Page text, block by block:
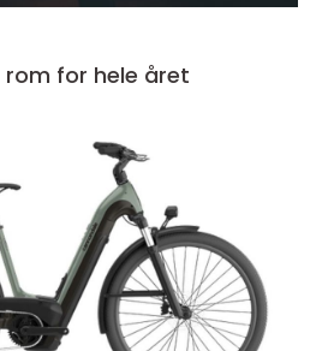
et lyst rom for hele året